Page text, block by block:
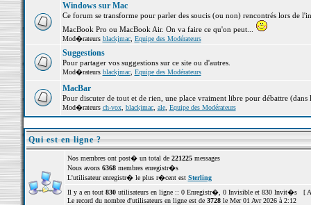
Windows sur Mac
Ce forum se transforme pour parler des soucis (ou non) rencontrés lors de
MacBook Pro ou MacBook Air. On va faire ce qu'on peut...
Mod�rateurs blackjmac, Equipe des Modérateurs
Suggestions
Pour partager vos suggestions sur ce site ou d'autres.
Mod�rateurs blackjmac, Equipe des Modérateurs
MacBar
Pour discuter de tout et de rien, une place vraiment libre pour débattre (dans
Mod�rateurs ch-vox, blackjmac, ale, Equipe des Modérateurs
Qui est en ligne ?
Nos membres ont post� un total de 221225messages
Nous avons 6368membres enregistr�s
L'utilisateur enregistr� le plus r�cent est Sterling
Il y a en tout 830utilisateurs en ligne :: 0 Enregistr�, 0 Invisible et 830 Invit�s [
Le record du nombre d'utilisateurs en ligne est de 3728le Mer 01 Avr 2026 à 2:12